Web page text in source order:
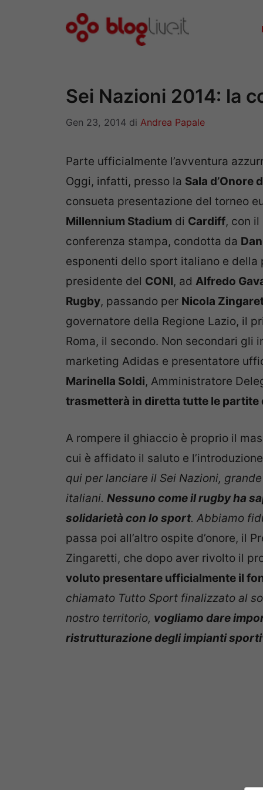
Sei Nazioni 2014: la
Gen 23, 2014 di Andrea Papale
Parte ufficialmente l’avventura
Oggi, infatti, presso la Sala d’Onore
consueta presentazione del torneo
Millennium Stadium di Cardiff, con
conferenza stampa, condotta da
esponenti dello sport italiano e
presidente del CONI, ad Alfredo
Rugby, passando per Nicola
governatore della Regione Lazio, il
Roma, il secondo. Non secondari gli
marketing Adidas e presentatore
Marinella Soldi, Amministratore
trasmetterà in diretta tutte le partite
A rompere il ghiaccio è proprio il
cui è affidato il saluto e
qui per lanciare il Sei Nazioni,
italiani. Nessuno come il rugby ha
solidarietà con lo sport. Abbiamo
passa poi all’altro ospite d’onore, il
Zingaretti, che dopo aver rivolto il
voluto presentare ufficialmente il
chiamato Tutto Sport finalizzato al
nostro territorio, vogliamo dare
ristrutturazione degli impianti